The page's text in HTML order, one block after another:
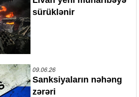
sürüklənir
09.06.26
Sanksiyaların nəhəng
zərəri